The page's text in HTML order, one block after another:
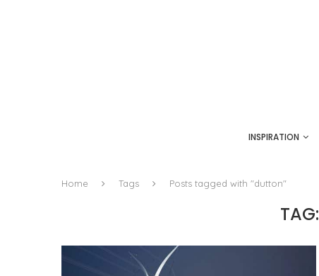
INSPIRATION
Home Tags Posts tagged with "dutton"
TAG: